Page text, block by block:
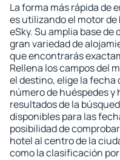
La forma más rápida de
es utilizando el motor
eSky. Su amplia base
gran variedad de
que encontrarás
Rellena los campos del
el destino, elige la fecha
número de huéspedes y
resultados de la
disponibles para las
posibilidad de
hotel al centro de la
como la clasificación